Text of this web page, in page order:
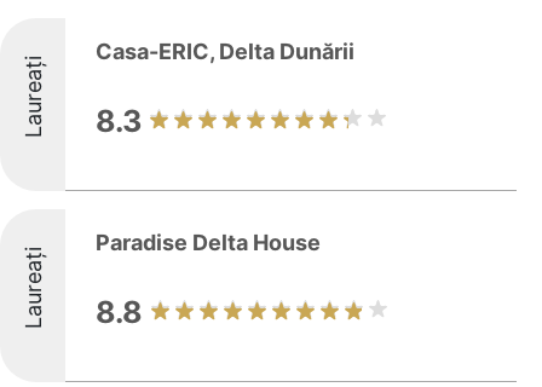
Laureați
Casa-ERIC, Delta Dunării
8.3
Laureați
Paradise Delta House
8.8